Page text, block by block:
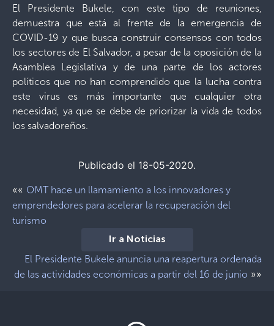
El Presidente Bukele, con este tipo de reuniones,
demuestra que está al frente de la emergencia de
COVID-19 y que busca construir consensos con todos
los sectores de El Salvador, a pesar de la oposición de la
Asamblea Legislativa y de una parte de los actores
políticos que no han comprendido que la lucha contra
este virus es más importante que cualquier otra
necesidad, ya que se debe de priorizar la vida de todos
los salvadoreños.
Publicado el 18-05-2020.
«« OMT hace un llamamiento a los innovadores y
emprendedores para acelerar la recuperación del
turismo
Ir a Noticias
El Presidente Bukele anuncia una reapertura ordenada
de las actividades económicas a partir del 16 de junio »»